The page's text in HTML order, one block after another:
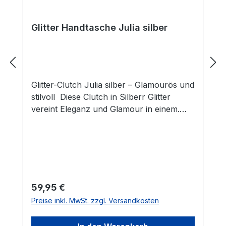
Glitter Handtasche Julia silber
Glitter-Clutch Julia silber – Glamourös und
stilvoll Diese Clutch in Silberr Glitter
vereint Eleganz und Glamour in einem.
Maßen von 20 x 10 x 5 cm bietet sie
ausreichend Platz für alle wichtigen
Essentials, ohne ihre kompakte, elegante
Form zu verlieren. Der Magnetverschluss
Regulärer Preis:
59,95 €
Preise inkl. MwSt. zzgl. Versandkosten